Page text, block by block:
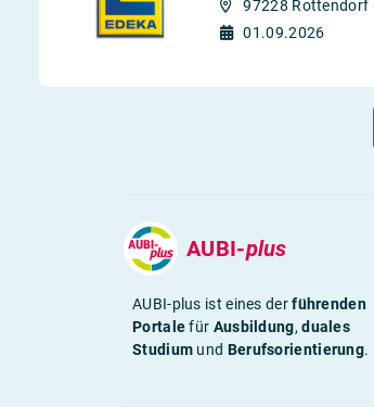
97228 Rottendorf
01.09.2026
AUBI-plus
AUBI-plus ist eines derführenden
Portalefür Ausbildung,duales
Studium und Berufsorientierung.